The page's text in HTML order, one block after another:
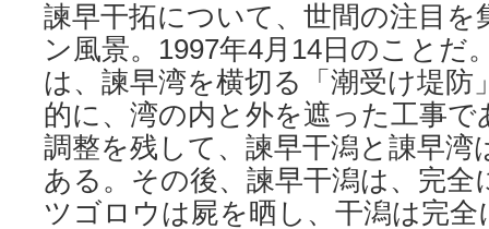
諫早干拓について、世間の注目
ン風景。1997年4月14日のことだ
は、諫早湾を横切る「潮受け堤防
的に、湾の内と外を遮った工事
調整を残して、諫早干潟と諌早湾
ある。その後、諫早干潟は、完全
ツゴロウは屍を晒し、干潟は完